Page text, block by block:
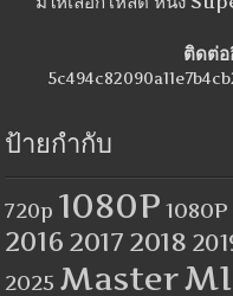
ติดต่อ
ป้ายกำกับ
720p 1080P 1080P
2016 2017 2018
2025 Master